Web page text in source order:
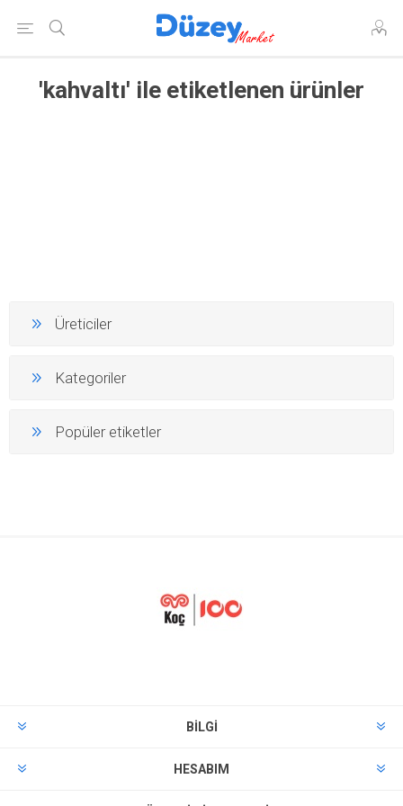
'kahvaltı' ile etiketlenen ürünler
Üreticiler
Kategoriler
Popüler etiketler
BILGI
HESABIM